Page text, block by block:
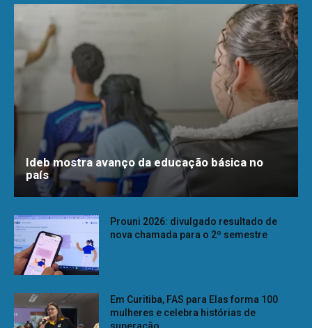
Ideb mostra avanço da educação básica no
país
Prouni 2026: divulgado resultado de
nova chamada para o 2º semestre
Em Curitiba, FAS para Elas forma 100
mulheres e celebra histórias de